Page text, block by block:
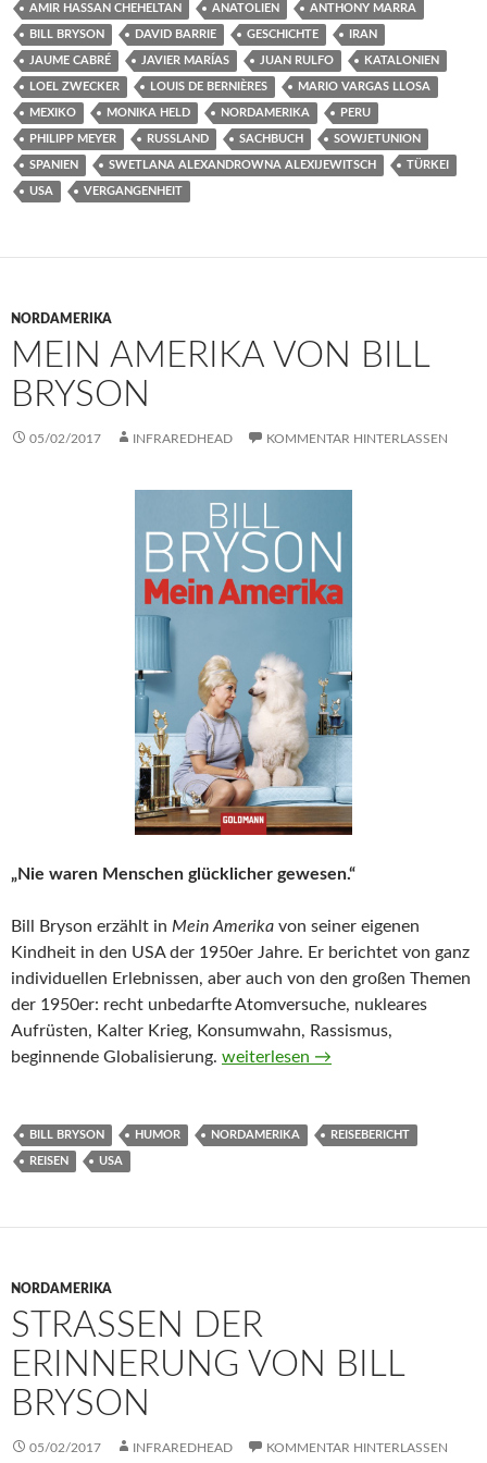
AMIR HASSAN CHEHELTAN ANATOLIEN ANTHONY MARRA
BILL BRYSON DAVID BARRIE GESCHICHTE IRAN
JAUME CABRÉ JAVIER MARÍAS JUAN RULFO KATALONIEN
LOEL ZWECKER LOUIS DE BERNIÈRES MARIO VARGAS LLOSA
MEXIKO MONIKA HELD NORDAMERIKA PERU
PHILIPP MEYER RUSSLAND SACHBUCH SOWJETUNION
SPANIEN SWETLANA ALEXANDROWNA ALEXIJEWITSCH TÜRKEI
USA VERGANGENHEIT
NORDAMERIKA
MEIN AMERIKA VON BILL
BRYSON
05/02/2017 INFRAREDHEAD KOMMENTAR HINTERLASSEN
„Nie waren Menschen glücklicher gewesen.“
Bill Bryson erzählt in Mein Amerika von seiner eigenen
Kindheit in den USA der 1950er Jahre. Er berichtet von ganz
individuellen Erlebnissen, aber auch von den großen Themen
der 1950er: recht unbedarfte Atomversuche, nukleares
Aufrüsten, Kalter Krieg, Konsumwahn, Rassismus,
beginnende Globalisierung. Mein Amerika von Bill Bryson
weiterlesen →
BILL BRYSON HUMOR NORDAMERIKA REISEBERICHT
REISEN USA
NORDAMERIKA
STRASSEN DER E
RINNERUNG VON BILL B
RYSON
05/02/2017 INFRAREDHEAD KOMMENTAR HINTERLASSEN